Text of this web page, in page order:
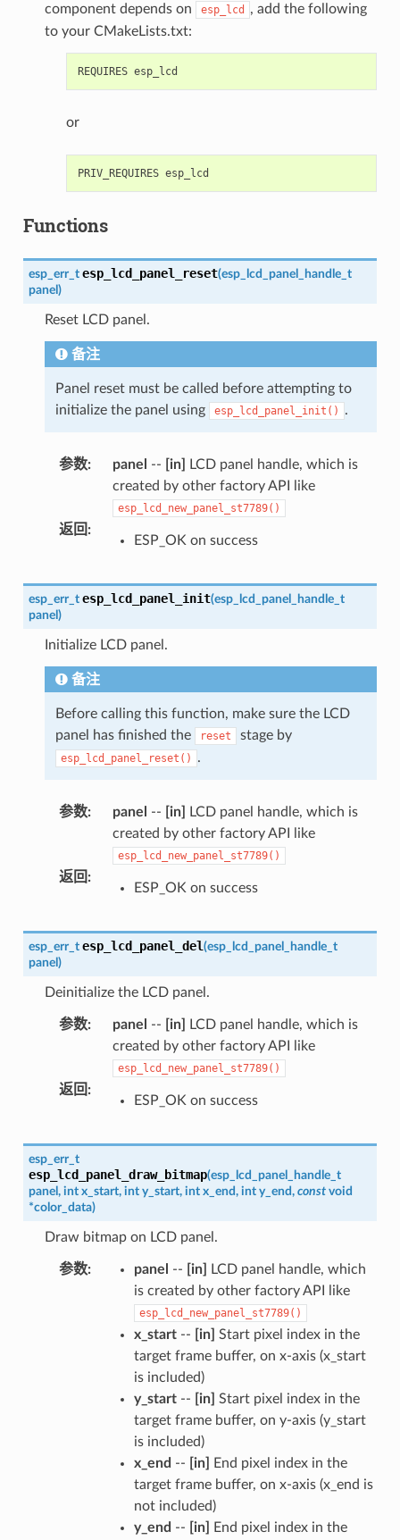
component depends on
esp_lcd
, add the following
to your CMakeLists.txt:
or
Functions
esp_err_t esp_lcd_panel_reset(esp_lcd_panel_handle_t
panel )
Reset LCD panel.
备注
Panel reset must be called before attempting to
initialize the panel using
esp_lcd_panel_init() .
参数: panel -- [in]
LCD panel handle, which is
created by other factory API like
esp_lcd_new_panel_st7789()
返回 :
ESP_OK on success
esp_err_t esp_lcd_panel_init(esp_lcd_panel_handle_t
panel )
Initialize LCD panel.
备注
Before calling this function, make sure the LCD
panel has finished the
reset stage by
esp_lcd_panel_reset() .
参数: panel -- [in]
LCD panel handle, which is
created by other factory API like
esp_lcd_new_panel_st7789()
返回 :
ESP_OK on success
esp_err_t esp_lcd_panel_del(esp_lcd_panel_handle_t
panel )
Deinitialize the LCD panel.
参数: panel -- [in]
LCD panel handle, which is
created by other factory API like
esp_lcd_new_panel_st7789()
返回 :
ESP_OK on success
esp_err_t
esp_lcd_panel_draw_bitmap(esp_lcd_panel_handle_t
panel , int x_start, int y_start, int x_end, int y_end, const void
*color_data)
Draw bitmap on LCD panel.
参数: panel -- [in]
LCD panel handle, which
is created by other factory API like
esp_lcd_new_panel_st7789()
x_start-- [in] Start pixel index in the
target frame buffer, on x-axis (x_start
is included)
y_start-- [in] Start pixel index in the
target frame buffer, on y-axis (y_start
is included)
x_end -- [in]
End pixel index in the
target frame buffer, on x-axis (x_end is
not included)
y_end -- [in] End pixel index in the